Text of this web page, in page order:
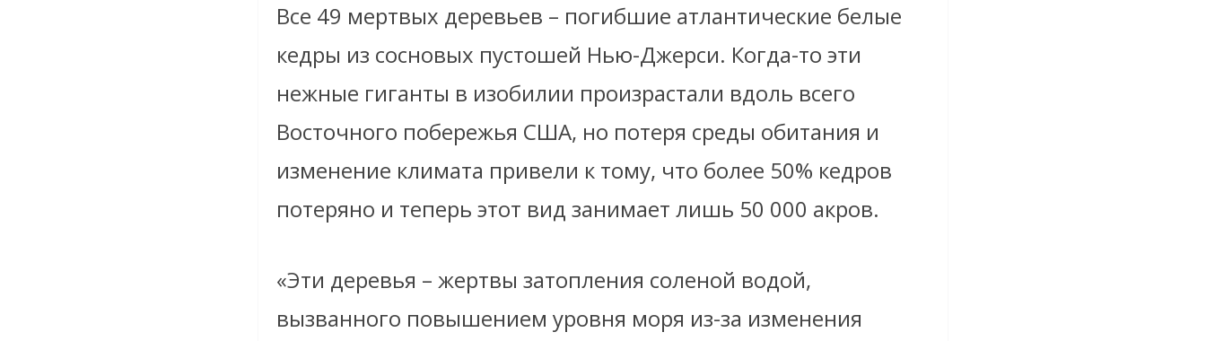
Все 49 мертвых деревьев – погибшие атлантические белые
кедры из сосновых пустошей Нью-Джерси. Когда-то эти
нежные гиганты в изобилии произрастали вдоль всего
Восточного побережья США, но потеря среды обитания и
изменение климата привели к тому, что более 50% кедров
потеряно и теперь этот вид занимает лишь 50 000 акров.
«Эти деревья – жертвы затопления соленой водой,
вызванного повышением уровня моря из-за изменения